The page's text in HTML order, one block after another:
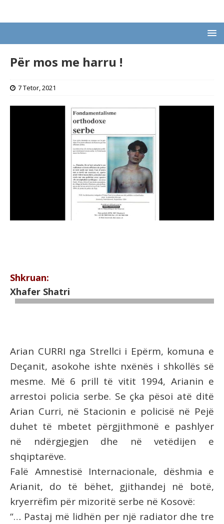
Për mos me harru !
7 Tetor, 2021
Shkruan:
Xhafer Shatri
Arian CURRI nga Strellci i Epërm, komuna e
Deçanit, asokohe ishte nxënës i shkollës së
mesme. Më 6 prill të vitit 1994, Arianin e
arrestoi policia serbe. Se çka pësoi atë ditë
Arian Curri, në Stacionin e policisë në Pejë
duhet të mbetet përgjithmonë e pashlyer
në ndërgjegjen dhe në vetëdijen e
shqiptarëve.
Falë Amnestisë Internacionale, dëshmia e
Arianit, do të bëhet, gjithandej në botë,
kryerrëfim për mizoritë serbe në Kosovë:
“… Pastaj më lidhën per një radiator dhe tre